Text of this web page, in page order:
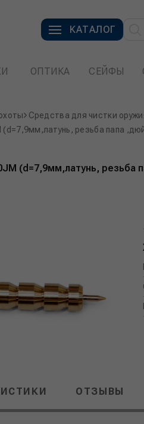
КАТАЛОГ
ОПТИКА СЕЙФЫ
Средства для чистки
резьба папа
(d=7,9мм,латунь, резьба
ОТЗЫВЫ